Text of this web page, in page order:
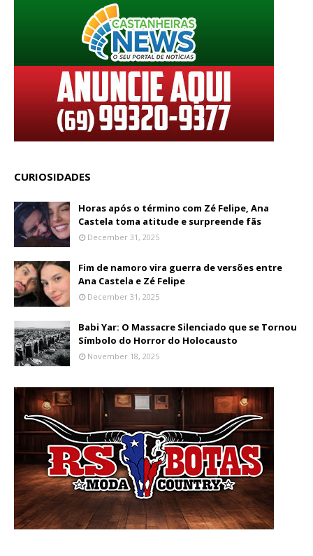
CURIOSIDADES
Horas após o término com Zé Felipe, Ana
Castela toma atitude e surpreende fãs
December 31, 2025
Fim de namoro vira guerra de versões entre
Ana Castela e Zé Felipe
December 31, 2025
Babi Yar: O Massacre Silenciado que se Tornou
Símbolo do Horror do Holocausto
November 18, 2025